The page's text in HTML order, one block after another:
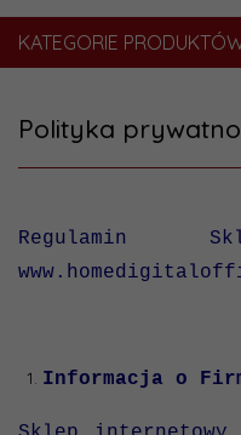
KATEGORIE
Polityka
Regulamin
Informacja o